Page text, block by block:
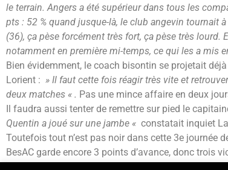
le terrain. Angers a été supérieur dans tous les
pts : 52 % quand jusque-là, le club angevin tournait
(36), ça pèse forcément très fort, ça pèse très
notamment en première mi-temps, ce qui les a mis
Bien évidemment, le coach bisontin se projetait
Lorient : » Il faut cette fois réagir très vite et
deux matches « . Pas une mince affaire en deux
Il faudra aussi tenter de remettre sur pied le
Quentin a joué sur une jambe « constatait inquiet
Toutefois tout n’est pas noir dans cette 3e journée
BesAC garde encore 3 points d’avance, donc trois